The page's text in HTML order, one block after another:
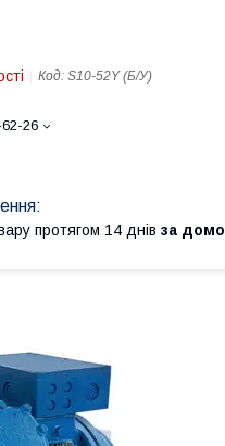
Код: S10-52Y (Б/У)
26
протягом 14 днів за